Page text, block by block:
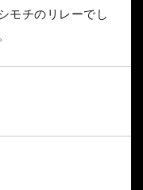
モチのリレーでし